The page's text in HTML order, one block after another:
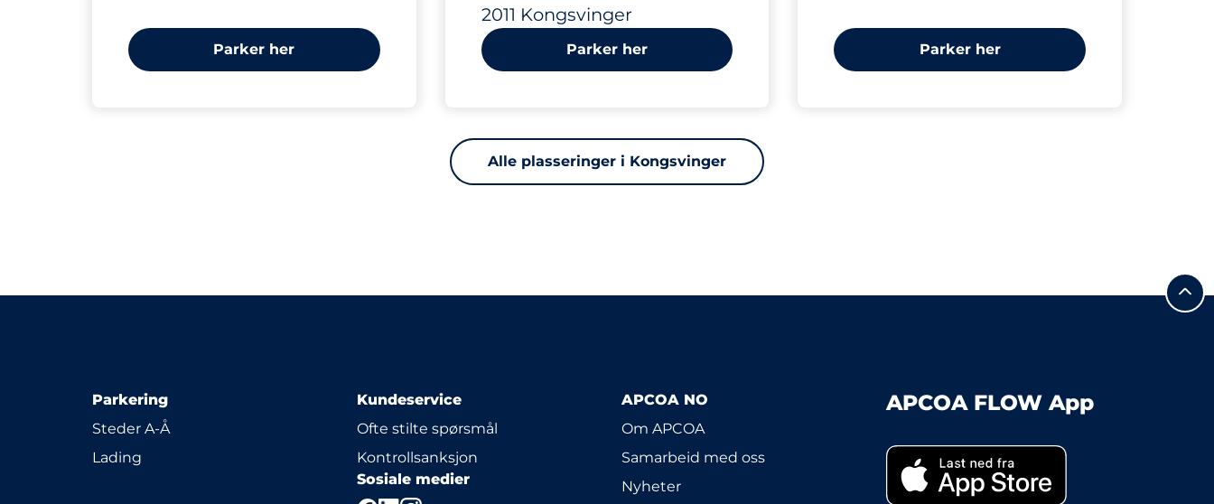
Parker her
2011 Kongsvinger
Parker her Parker her
Alle plasseringer i Kongsvinger
Parkering
Steder A-Å
Lading
Kundeservice
Ofte stilte spørsmål
Kontrollsanksjon
Sosiale medier
APCOA NO
Om APCOA
Samarbeid med oss
Nyheter
APCOA FLOW App